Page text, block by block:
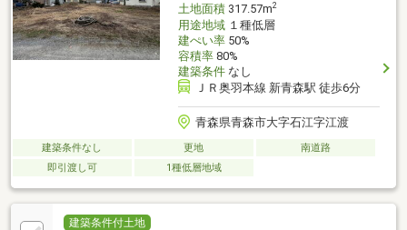
土地面積317.57m2
用途地域１種低層
建ぺい率50%
容積率80%
建築条件なし
ＪＲ奥羽本線 新青森駅 徒歩6分
青森県青森市大字石江字江渡
建築条件なし 更地
南道路
即引渡し可
1種低層地域
建築条件付土地